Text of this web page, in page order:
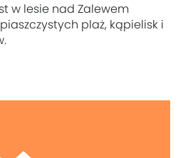
w lesie nad Zalewem
plaż, kąpielisk i